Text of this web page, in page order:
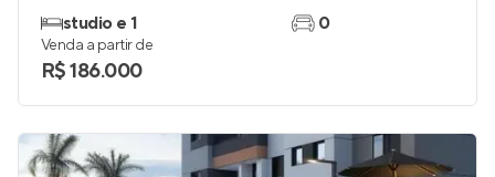
studio e 1
0
Venda a partir de
R$ 186.000